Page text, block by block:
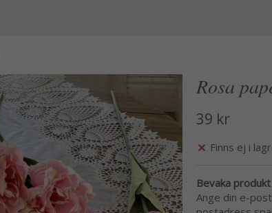
Rosa
39 kr
Finns ej i
Bevaka produkt
Ange din e-